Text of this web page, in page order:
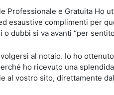
Professionale e Gratuita Ho
esaustive complimenti per
dubbi si va avanti “per
al notaio. Io ho
ho ricevuto una
al vostro sito, direttamente